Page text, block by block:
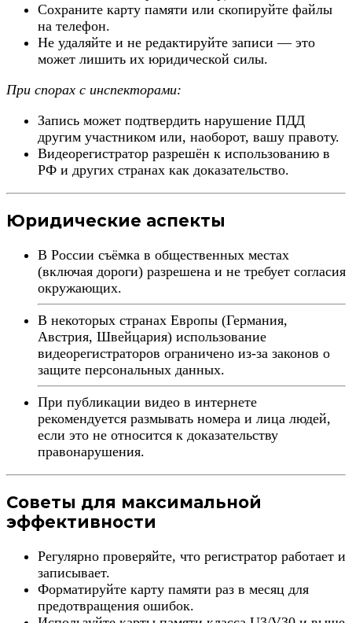
Сохраните карту памяти или скопируйте файлы
на телефон.
Не удаляйте и не редактируйте записи — это
может лишить их юридической силы.
При спорах с инспекторами:
Запись может подтвердить нарушение ПДД
другим участником или, наоборот, вашу правоту.
Видеорегистратор разрешён к использованию в
РФ и других странах как доказательство.
Юридические аспекты
В России съёмка в общественных местах
(включая дороги) разрешена и не требует согласия
окружающих.
В некоторых странах Европы (Германия,
Австрия, Швейцария) использование
видеорегистраторов ограничено из-за законов о
защите персональных данных.
При публикации видео в интернете
рекомендуется размывать номера и лица людей,
если это не относится к доказательству
правонарушения.
Советы для максимальной
эффективности
Регулярно проверяйте, что регистратор работает и
записывает.
Форматируйте карту памяти раз в месяц для
предотвращения ошибок.